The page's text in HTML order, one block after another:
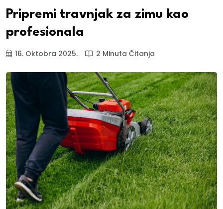
Pripremi travnjak za zimu kao
profesionala
16. Oktobra 2025. 2 Minuta Čitanja